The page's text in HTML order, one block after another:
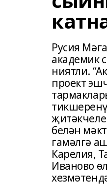
Русия
академик
ниятли.
проект
белән
гамәлгә
Карелия,
Иваново